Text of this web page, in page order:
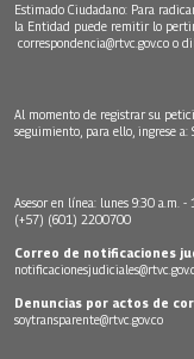
Estimado Ciudadano: Para
la Entidad puede remitir lo
correspondencia@rtvc.gov.co o
Al momento de registrar su
seguimiento, para ello, ingrese a:
Asesor en línea: lunes 9:30 a.m. -
(+57) (601) 2200700
Correo de notificaciones
Denuncias por actos de
soytransparente@rtvc.gov.co